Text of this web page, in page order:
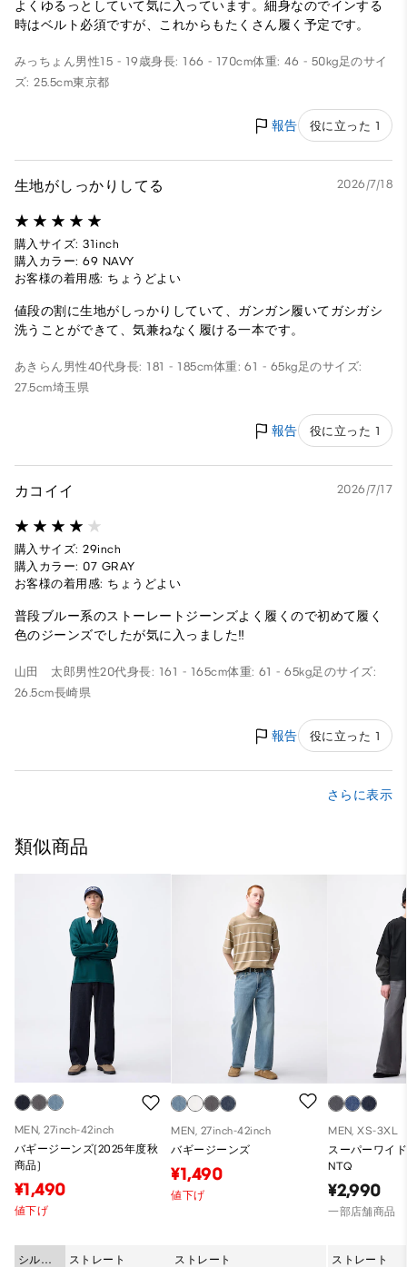
よくゆるっとしていて気に入っています。細身なのでインする
時はベルト必須ですが、これからもたくさん履く予定です。
みっちょん男性15 - 19歳身長: 166 - 170cm体重: 46 - 50kg足のサイ
ズ: 25.5cm東京都
報告 役に立った 1
生地がしっかりしてる 2026/7/18
購入サイズ: 31inch
購入カラー: 69 NAVY
お客様の着用感: ちょうどよい
値段の割に生地がしっかりしていて、ガンガン履いてガシガシ
洗うことができて、気兼ねなく履ける一本です。
あきらん 男性40代身長: 181 - 185cm体重: 61 - 65kg足のサイズ:
27.5cm埼玉県
報告 役に立った 1
カコイイ 2026/7/17
購入サイズ: 29inch
購入カラー: 07 GRAY
お客様の着用感: ちょうどよい
普段ブルー系のストーレートジーンズよく履くので初めて履く
色のジーンズでしたが気に入っました‼️
山田 太郎男性20代身長: 161 - 165cm体重: 61 - 65kg足のサイズ:
26.5cm長崎県
報告 役に立った 1
さらに表示
類似商品
MEN, 27inch-42inch
バギージーンズ(2025年度秋
商品)
¥1,490
値下げ
シルエ
ストレート
MEN, 27inch-42inch
バギージーンズ
¥1,490
値下げ
ストレート
MEN, XS-3XL
スーパーワイ
NTQ
¥2,990
一部店舗商品
ストレート